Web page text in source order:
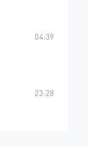
04:39
23:28